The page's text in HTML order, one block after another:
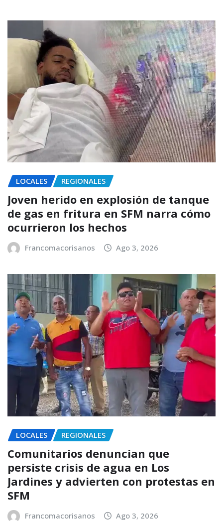
LOCALES REGIONALES
Joven herido en explosión de tanque
de gas en fritura en SFM narra cómo
ocurrieron los hechos
Francomacorisanos Ago 3, 2026
LOCALES REGIONALES
Comunitarios denuncian que
persiste crisis de agua en Los
Jardines y advierten con protestas en
SFM
Francomacorisanos Ago 3, 2026